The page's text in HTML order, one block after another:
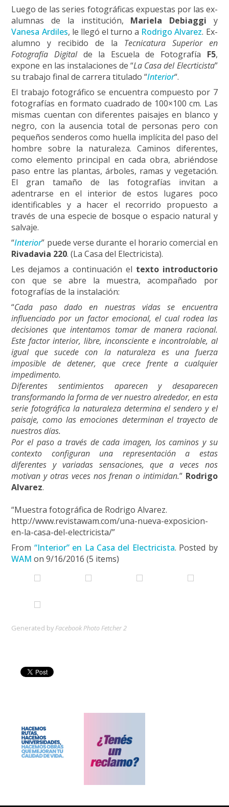
Luego de las series fotográficas expuestas por las ex-
alumnas de la institución, Mariela Debiaggi y
Vanesa Ardiles, le llegó el turno a Rodrigo Alvarez. Ex-
alumno y recibido de la Tecnicatura Superior en
Fotografía Digitalde la Escuela de Fotografía F5,
expone en las instalaciones de “La Casa del Elecrticista”
su trabajo final de carrera titulado “Interior“.
El trabajo fotográfico se encuentra compuesto por 7
fotografías en formato cuadrado de 100×100 cm. Las
mismas cuentan con diferentes paisajes en blanco y
negro, con la ausencia total de personas pero con
pequeños senderos como huella implícita del paso del
hombre sobre la naturaleza. Caminos diferentes,
como elemento principal en cada obra, abriéndose
paso entre las plantas, árboles, ramas y vegetación.
El gran tamaño de las fotografías invitan a
adentrarse en el interior de estos lugares poco
identificables y a hacer el recorrido propuesto a
través de una especie de bosque o espacio natural y
salvaje.
“Interior” puede verse durante el horario comercial en
Rivadavia 220. (La Casa del Electricista).
Les dejamos a continuación el texto introductorio
con que se abre la muestra, acompañado por
fotografías de la instalación:
“Cada paso dado en nuestras vidas se encuentra
influenciado por un factor emocional, el cual rodea las
decisiones que intentamos tomar de manera racional.
Este factor interior, libre, inconsciente e incontrolable, al
igual que sucede con la naturaleza es una fuerza
imposible de detener, que crece frente a cualquier
impedimento.
Diferentes sentimientos aparecen y desaparecen
transformando la forma de ver nuestro alrededor, en esta
serie fotográfica la naturaleza determina el sendero y el
paisaje, como las emociones determinan el trayecto de
nuestros días.
Por el paso a través de cada imagen, los caminos y su
contexto configuran una representación a estas
diferentes y variadas sensaciones, que a veces nos
motivan y otras veces nos frenan o intimidan.” Rodrigo
Alvarez.
“Muestra fotográfica de Rodrigo Alvarez.
http://www.revistawam.com/una-nueva-exposicion-
en-la-casa-del-electricista/”
From “Interior” en La Casa del Electricista. Posted by
WAM on 9/16/2016 (5 items)
Generated byFacebook Photo Fetcher 2